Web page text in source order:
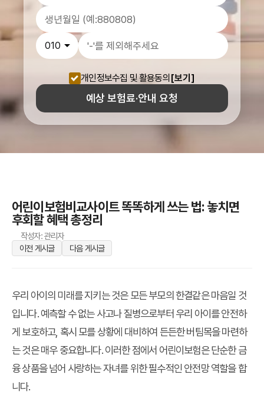
개인정보수집 및 활용동의 [보기]
예상 보험료·안내 요청
어린이보험비교사이트 똑똑하게 쓰는 법: 놓치면
후회할 혜택 총정리
작성자: 관리자
이전 게시글
다음 게시글
우리 아이의 미래를 지키는 것은 모든 부모의 한결같은 마음일 것
입니다. 예측할 수 없는 사고나 질병으로부터 우리 아이를 안전하
게 보호하고, 혹시 모를 상황에 대비하여 든든한 버팀목을 마련하
는 것은 매우 중요합니다. 이러한 점에서 어린이보험은 단순한 금
융 상품을 넘어 사랑하는 자녀를 위한 필수적인 안전망 역할을 합
니다.